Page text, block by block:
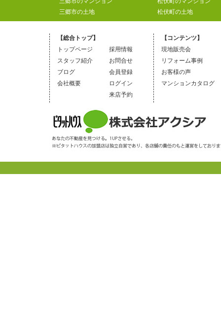
三郷市の土地
松伏町の土地
【総合トップ】
トップページ
スタッフ紹介
ブログ
会社概要
採用情報
お問合せ
会員登録
ログイン
来店予約
【コンテンツ】
現地販売会
リフォーム事例
お客様の声
マンションカタログ